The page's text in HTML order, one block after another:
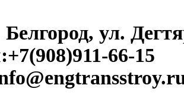
Белгород, ул.
+7(908)911-66-15